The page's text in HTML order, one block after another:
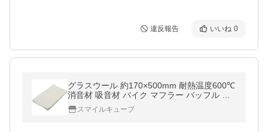
違反報告 いいね 0
グラスウール 約170×500mm 耐熱温度600℃
消音材 吸音材 バイク マフラー バッフル サ
イレンサー 日本製 メール便 送料無料
スマイルキューブ